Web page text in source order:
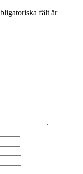
fält är